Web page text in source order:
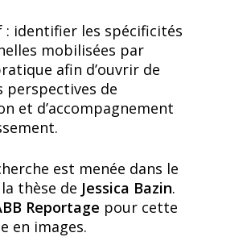
: identifier les spécificités
mobilisées par
afin d’ouvrir de
perspectives de
et d’accompagnement
est menée dans le
thèse de Jessica Bazin.
Reportage pour cette
en images.